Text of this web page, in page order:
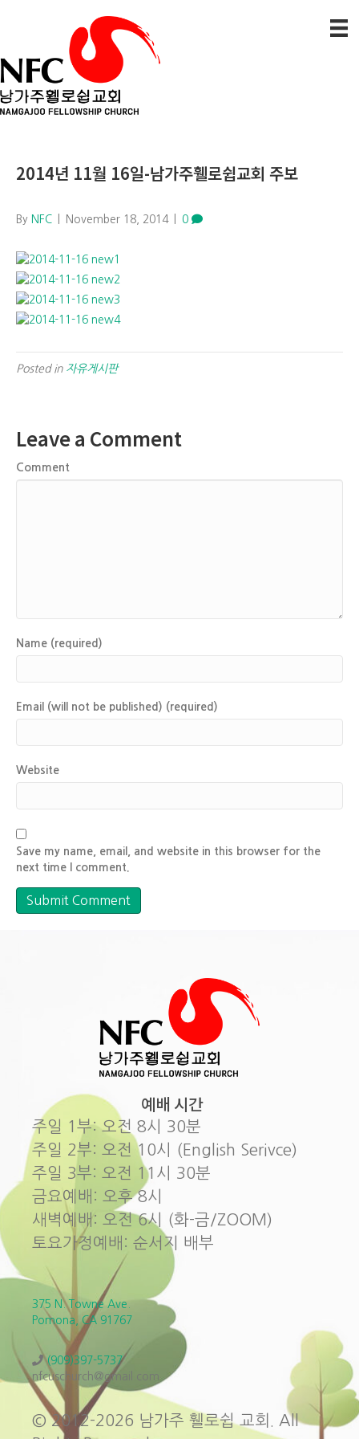
2014년 11월 16일-남가주휄로쉽교회 주보
By NFC November 18, 2014 0
Posted in 자유게시판
Leave a Comment
Comment
Name (required)
Email (will not be published) (required)
Website
Save my name, email, and website in this browser for the
next time I comment.
예배 시간
주일 1부: 오전 8시 30분
주일 2부: 오전 10시 (English Serivce)
주일 3부: 오전 11시 30분
금요예배: 오후 8시
새벽예배: 오전 6시 (화-금/ZOOM)
토요가정예배: 순서지 배부
375 N. Towne Ave.
Pomona, CA 91767
(909)397-5737
nfcuschurch@gmail.com
© 2012-2026 남가주 휄로쉽 교회. All